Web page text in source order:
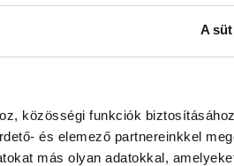
A
közösségi funkciók
és elemező partnereinkkel
más olyan adatokkal,
A